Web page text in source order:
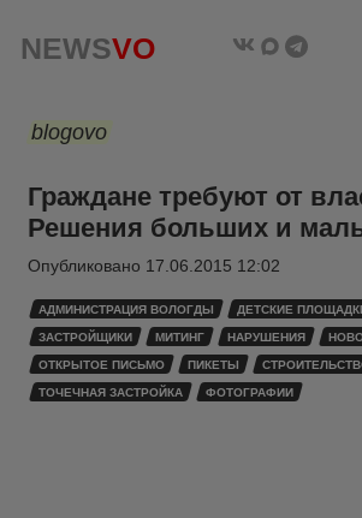
NEWSVO
blogovo
Граждане требуют от
Решения больших и
Опубликовано 17.06.2015 12:02
АДМИНИСТРАЦИЯ ВОЛОГДЫ ДЕТСКИЕ
ЗАСТРОЙЩИКИ МИТИНГ НАРУШЕНИЯ
ОТКРЫТОЕ ПИСЬМО ПИКЕТЫ
ТОЧЕЧНАЯ ЗАСТРОЙКА ФОТОГРАФИИ